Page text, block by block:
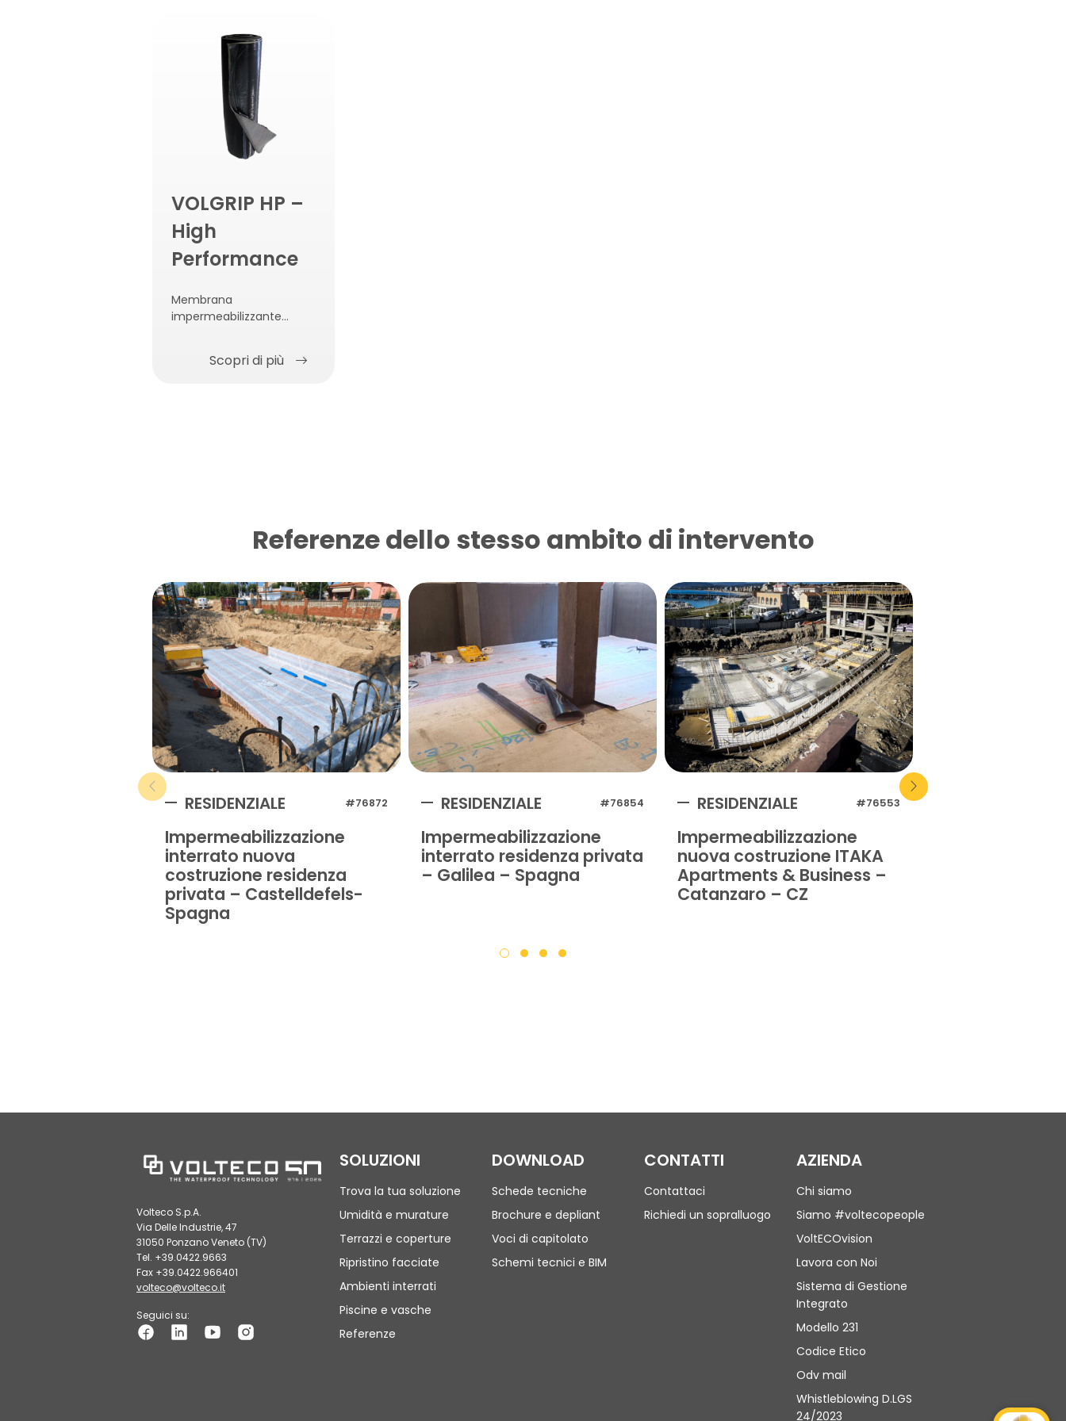
VOLGRIP HP –
High
Performance
Membrana
impermeabilizzante
calcestruzzo accoppiata
Scopri di più
Referenze dello stesso ambito di intervento
RESIDENZIALE #76872
Impermeabilizzazione
interrato nuova
costruzione residenza
privata – Castelldefels-
Spagna
RESIDENZIALE #76854
Impermeabilizzazione
interrato residenza privata
– Galilea – Spagna
RESIDENZIALE #76553
Impermeabilizzazione
nuova costruzione ITAKA
Apartments & Business –
Catanzaro – CZ
Volteco S.p.A.
Via Delle Industrie, 47
31050 Ponzano Veneto (TV)
Tel. +39.0422.9663
Fax +39.0422.966401
volteco@volteco.it
Seguici su:
SOLUZIONI
Trova la tua soluzione
Umidità e murature
Terrazzi e coperture
Ripristino facciate
Ambienti interrati
Piscine e vasche
Referenze
DOWNLOAD
Schede tecniche
Brochure e depliant
Voci di capitolato
Schemi tecnici e BIM
CONTATTI
Contattaci
Richiedi un sopralluogo
AZIENDA
Chi siamo
Siamo #voltecopeople
VoltECOvision
Lavora con Noi
Sistema di Gestione
Integrato
Modello 231
Codice Etico
Odv mail
Whistleblowing D.LGS
24/2023